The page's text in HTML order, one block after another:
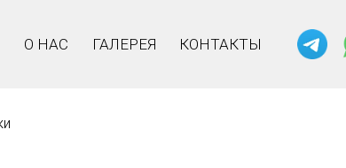
О НАС ГАЛЕРЕЯ КОНТАКТЫ